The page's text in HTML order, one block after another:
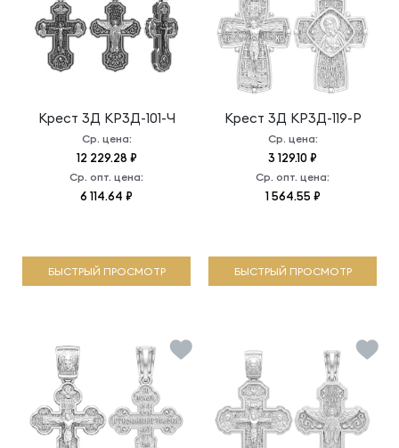
Крест 3Д КР3Д-101-Ч
Ср. цена:
12 229.28 ₽
Ср. опт. цена:
6 114.64 ₽
БЫСТРЫЙ ПРОСМОТР
Крест 3Д КР3Д-119-Р
Ср. цена:
3 129.10 ₽
Ср. опт. цена:
1 564.55 ₽
БЫСТРЫЙ ПРОСМОТР